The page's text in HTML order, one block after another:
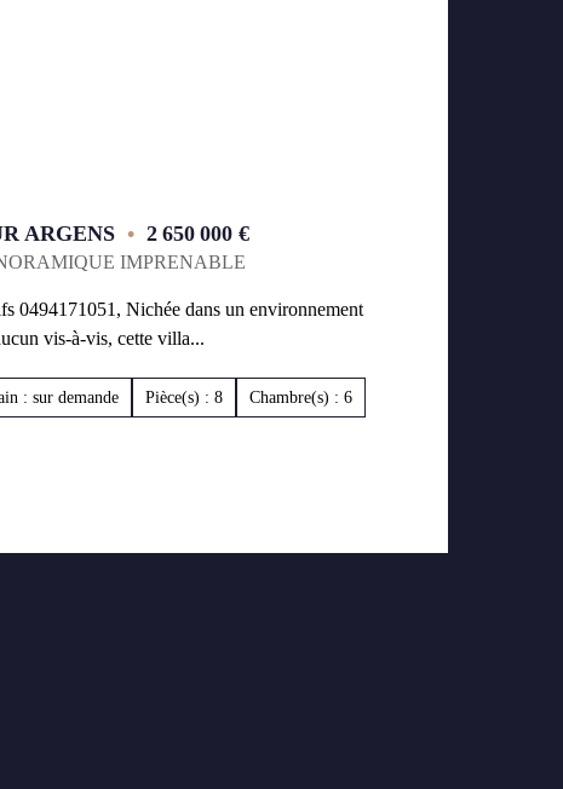
ARGENS• 2 650 000 €
IMPRENABLE
0494171051, Nichée dans un environnement
vis-à-vis, cette villa...
: sur demande Pièce(s) : 8 Chambre(s) : 6